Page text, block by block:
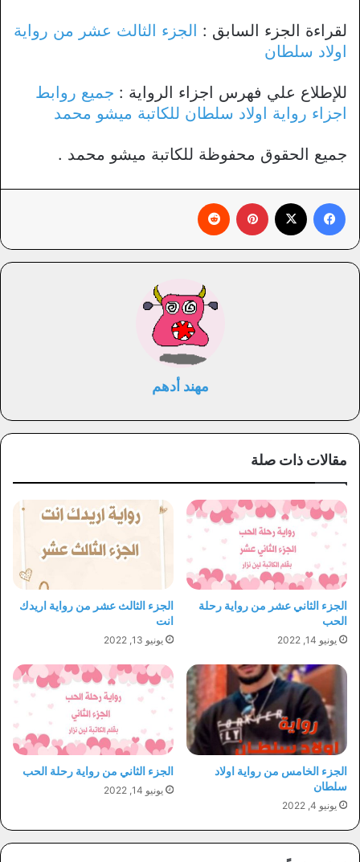
لقراءة الجزء السابق : الجزء الثالث عشر من رواية
اولاد سلطان
للإطلاع علي فهرس اجزاء الرواية : جميع روابط
اجزاء رواية اولاد سلطان للكاتبة ميشو محمد
جميع الحقوق محفوظة للكاتبة ميشو محمد .
مهند أدهم
مقالات ذات صلة
الجزء الثاني عشر من رواية رحلة
الحب
يونيو 14, 2022
الجزء الثالث عشر من رواية اريدك
انت
يونيو 13, 2022
الجزء الخامس من رواية اولاد
سلطان
يونيو 4, 2022
الجزء الثاني من رواية رحلة الحب
يونيو 14, 2022